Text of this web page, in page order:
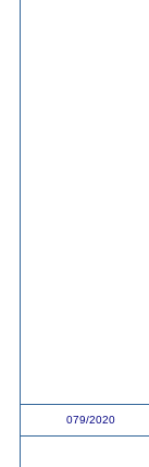
079/2020